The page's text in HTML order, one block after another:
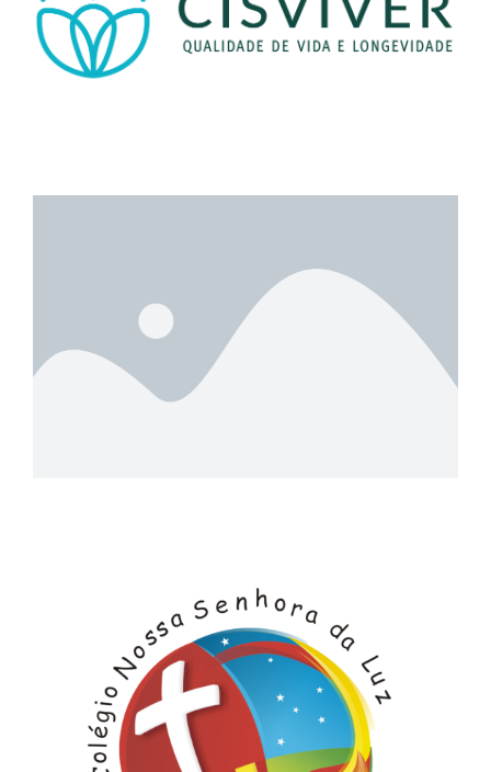
Autoescola Autovia
Colégio Nossa Senhora da
Luz